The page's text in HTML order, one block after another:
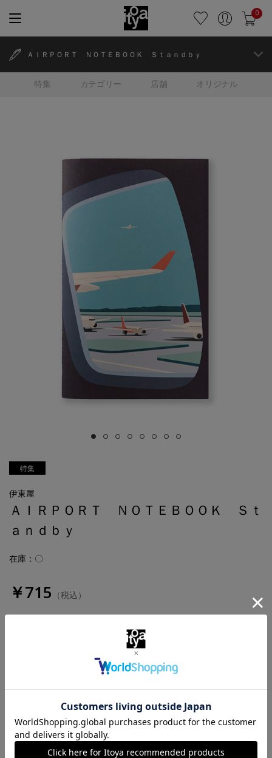
0
特集 カテゴリー 店舗 オリジナル
ＡＩＲＰＯＲＴ ＮＯＴＥＢＯＯＫ Ｓｔａｎｄｂｙ
特集
伊東屋
ＡＩＲＰＯＲＴ ＮＯＴＥＢＯＯＫ Ｓｔ
ａｎｄｂｙ
在庫：〇
￥715 （税込）